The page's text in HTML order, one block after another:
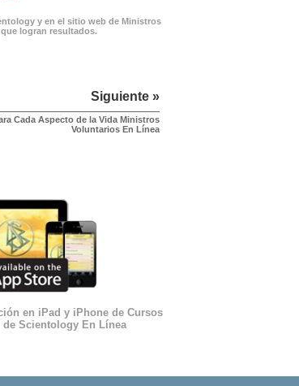
y en el sitio web de Ministros
logran resultados.
Siguiente »
Cada Aspecto de la Vida Ministros
Voluntarios En Línea
en iPad y iPhone de Cursos
de Scientology En Línea